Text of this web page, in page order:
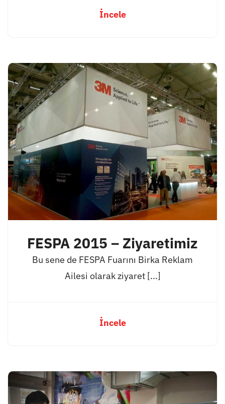
İncele
FESPA 2015 – Ziyaretimiz
Bu sene de FESPA Fuarını Birka Reklam
Ailesi olarak ziyaret [...]
İncele